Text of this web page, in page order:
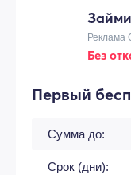
Без
Первый
Сумма до:
Срок (дни):